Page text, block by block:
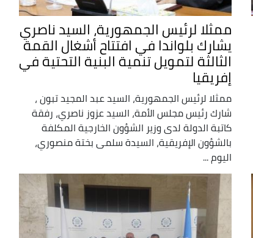
ممثلا لرئيس الجمهورية، السيد ناصري
يشارك بلواندا في افتتاح أشغال القمة
الثالثة لتمويل تنمية البنية التحتية في
إفريقيا
ممثلا لرئيس الجمهورية، السيد عبد المجيد تبون ،
شارك رئيس مجلس الأمة، السيد عزوز ناصري، رفقة
كاتبة الدولة لدى وزير الشؤون الخارجية المكلفة
بالشؤون الإفريقية، السيدة سلمى بختة منصوري،
اليوم ...